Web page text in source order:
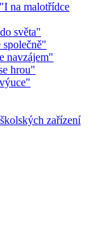
na malotřídce
světa"
navzájem"
hrou"
zařízení